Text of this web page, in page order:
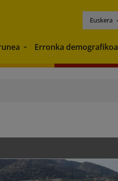
Euskera
Ingurunea
Erronka demografikoa